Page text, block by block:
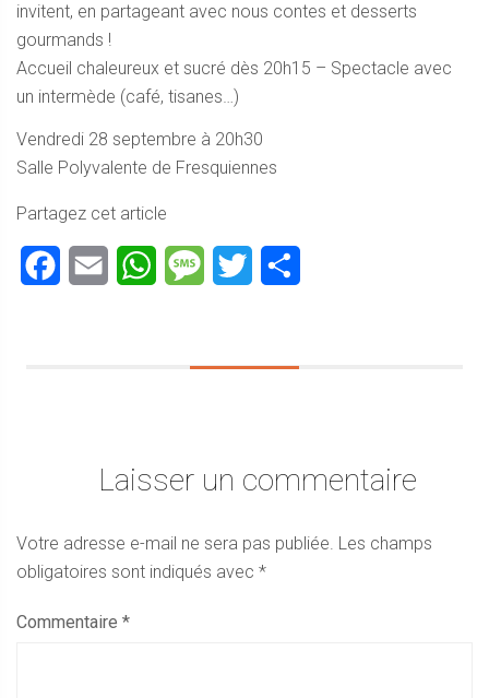
invitent, en partageant avec nous contes et desserts
gourmands !
Accueil chaleureux et sucré dès 20h15 – Spectacle avec
un intermède (café, tisanes…)
Vendredi 28 septembre à 20h30
Salle Polyvalente de Fresquiennes
Partagez cet article
Facebook
Email WhatsAppMessageTwitter
Laisser un commentaire
Votre adresse e-mail ne sera pas publiée. Les champs
obligatoires sont indiqués avec *
Commentaire *